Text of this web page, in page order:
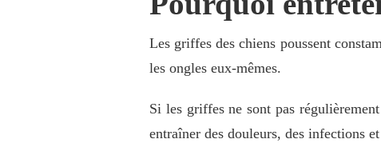
Les griffes des chiens poussent
les ongles eux-mêmes.
Si les griffes ne sont pas
entraîner des douleurs, des infections